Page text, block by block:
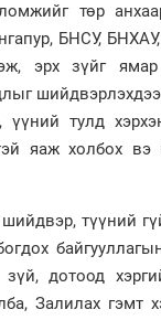
төр
БНСУ,
эрх зүйг
үүний тулд
яаж холбох вэ
түүний
дотоод
Залилах гэмт